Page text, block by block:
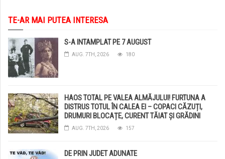
TE-AR MAI PUTEA INTERESA
S-A INTAMPLAT PE 7 AUGUST
AUG. 7TH, 2026 180
HAOS TOTAL PE VALEA ALMĂJULUI! FURTUNA A
DISTRUS TOTUL ÎN CALEA EI – COPACI CĂZUȚI,
DRUMURI BLOCAȚE, CURENT TĂIAT ȘI GRĂDINI
DISTRUSE DE GRINDINĂ!
AUG. 7TH, 2026 157
DE PRIN JUDET ADUNATE